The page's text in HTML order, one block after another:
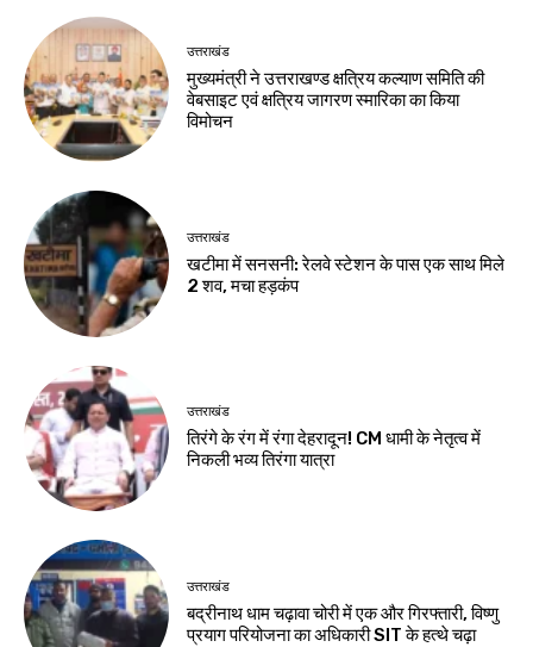
उत्तराखंड
मुख्यमंत्री ने उत्तराखण्ड क्षत्रिय कल्याण समिति की
वेबसाइट एवं क्षत्रिय जागरण स्मारिका का किया
विमोचन
उत्तराखंड
खटीमा में सनसनी: रेलवे स्टेशन के पास एक साथ मिले
2 शव, मचा हड़कंप
उत्तराखंड
तिरंगे के रंग में रंगा देहरादून! CM धामी के नेतृत्व में
निकली भव्य तिरंगा यात्रा
उत्तराखंड
बद्रीनाथ धाम चढ़ावा चोरी में एक और गिरफ्तारी, विष्णु
प्रयाग परियोजना का अधिकारी SIT के हत्थे चढ़ा